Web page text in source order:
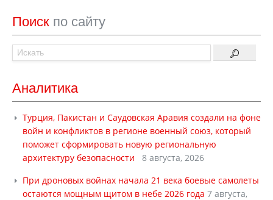
Поиск по сайту
Аналитика
Турция, Пакистан и Саудовская Аравия создали на фоне
войн и конфликтов в регионе военный союз, который
поможет сформировать новую региональную
архитектуру безопасности
8 августа, 2026
При дроновых войнах начала 21 века боевые самолеты
остаются мощным щитом в небе 2026 года 7 августа,